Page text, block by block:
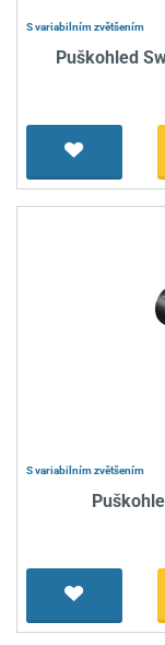
S variabilním zvětšením
Puškohled
S variabilním zvětšením